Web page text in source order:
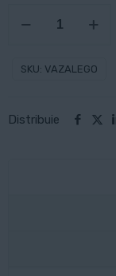
-
SKU: VAZALEGO
Distribuie